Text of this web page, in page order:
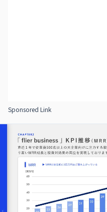
Sponsored Link